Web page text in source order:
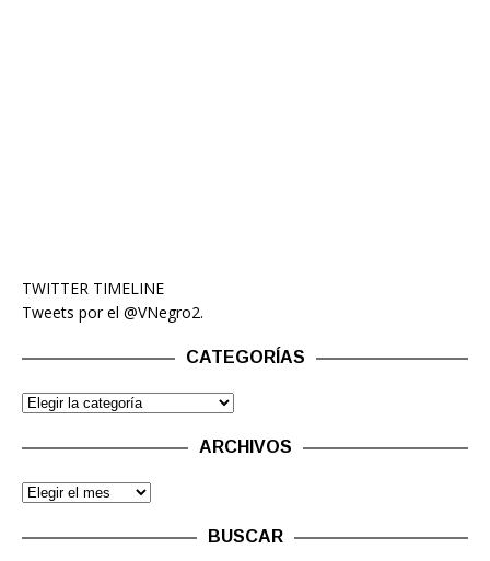
TWITTER TIMELINE
Tweets por el @VNegro2.
CATEGORÍAS
ARCHIVOS
BUSCAR